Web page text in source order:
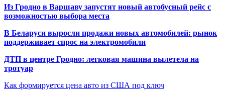
Из Гродно в Варшаву запустят новый автобусный рейс с
возможностью выбора места
В Беларуси выросли продажи новых автомобилей: рынок
поддерживает спрос на электромобили
ДТП в центре Гродно: легковая машина вылетела на
тротуар
Как формируется цена авто из США под ключ